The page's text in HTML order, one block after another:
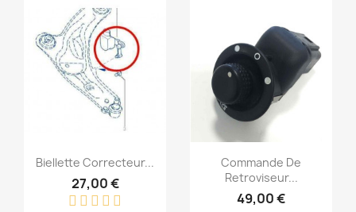
Aperçu rapide
Biellette Correcteur...
27,00 €
Aperçu rapide
Commande De
Retroviseur...
49,00 €